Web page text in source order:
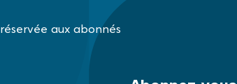
aux abonnés